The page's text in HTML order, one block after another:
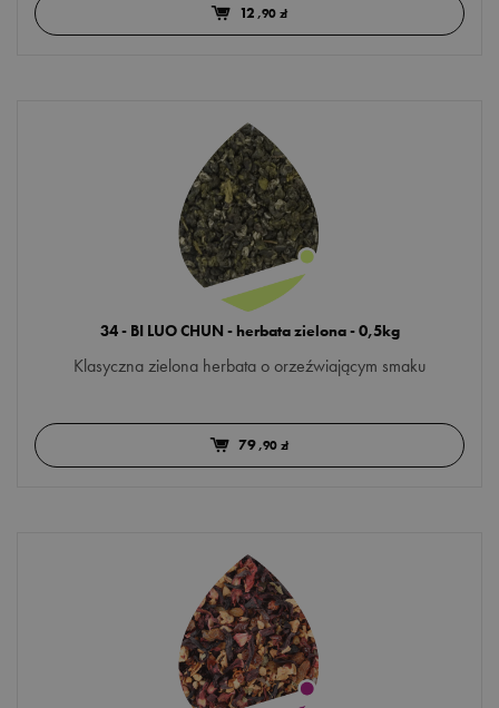
12,90 zł
34 - BI LUO CHUN - herbata zielona - 0,5kg
Klasyczna zielona herbata o orzeźwiającym smaku
79,90 zł